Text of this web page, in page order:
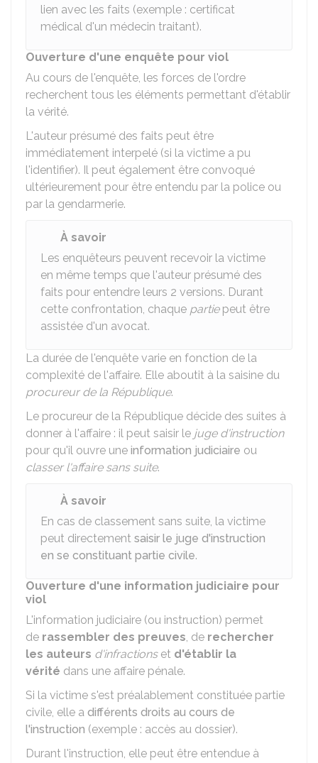
lien avec les faits (exemple : certificat
médical d'un médecin traitant).
Ouverture d'une enquête pour viol
Au cours de l'enquête, les forces de l'ordre
recherchent tous les éléments permettant d'établir
la vérité.
L'auteur présumé des faits peut être
immédiatement interpelé (si la victime a pu
l'identifier). Il peut également être convoqué
ultérieurement pour être entendu par la police ou
par la gendarmerie.
À savoir
Les enquêteurs peuvent recevoir la victime
en même temps que l'auteur présumé des
faits pour entendre leurs 2 versions. Durant
cette confrontation, chaque partiepeut être
assistée d'un avocat.
La durée de l'enquête varie en fonction de la
complexité de l'affaire. Elle aboutit à la saisine du
procureur de la République.
Le procureur de la République décide des suites à
donner à l'affaire : il peut saisir le juge d'instruction
pour qu'il ouvre une information judiciaire ou
classer l'affaire sans suite.
À savoir
En cas de classement sans suite, la victime
peut directement saisir le juge d'instruction
en se constituant partie civile.
Ouverture d'une information judiciaire pour
viol
L'information judiciaire (ou instruction) permet
de rassembler des preuves, de rechercher
les auteurs d'infractionset d'établir la
vérité dans une affaire pénale.
Si la victime s'est préalablement constituée partie
civile, elle a différents droits au cours de
l'instruction (exemple : accès au dossier).
Durant l'instruction, elle peut être entendue à